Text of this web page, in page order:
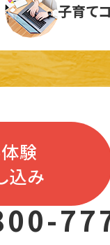
子育て
験
込み